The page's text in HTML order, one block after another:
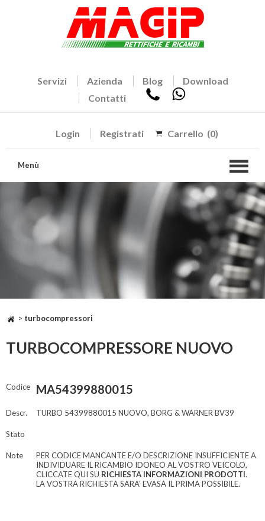
Servizi Azienda Blog
Download
Contatti
Login Registrati Carrello (0)
Menù
> turbocompressori
TURBOCOMPRESSORE NUOVO
Codice MA54399880015
Descr. TURBO 54399880015 NUOVO, BORG & WARNER BV39
Stato
Note
PER CODICE MANCANTE E/O DESCRIZIONE INSUFFICIENTE A
INDIVIDUARE IL RICAMBIO IDONEO AL VOSTRO VEICOLO,
CLICCATE QUI SU RICHIESTA INFORMAZIONI PRODOTTI.
LA VOSTRA RICHIESTA SARA' EVASA IL PRIMA POSSIBILE.